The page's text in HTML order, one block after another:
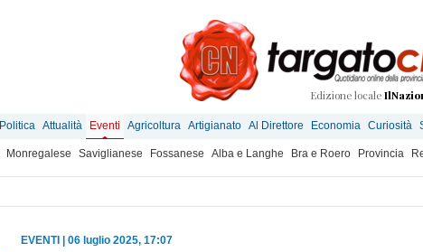
Edizione locale
Politica Attualità Eventi Agricoltura Artigianato Al Direttore Economia Curiosità
Monregalese Saviglianese Fossanese Alba e Langhe Bra e Roero Provincia
EVENTI 06 luglio 2025, 17:07